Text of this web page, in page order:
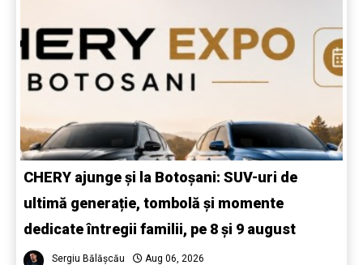
CHERY ajunge și la Botoșani: SUV-uri de
ultimă generație, tombolă și momente
dedicate întregii familii, pe 8 și 9 august
Sergiu Bălășcău Aug 06, 2026